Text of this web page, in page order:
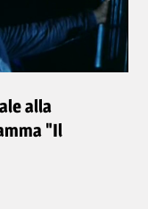
alla
"Il